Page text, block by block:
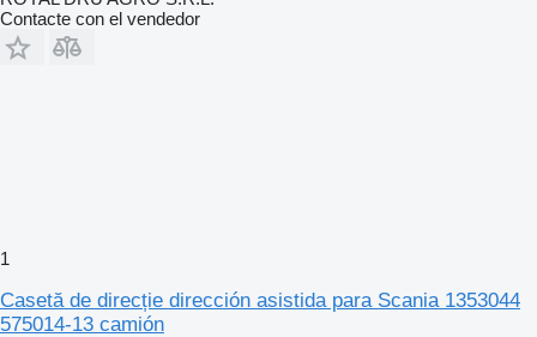
Contacte con el vendedor
1
Casetă de direcție dirección asistida para Scania 1353044
575014-13 camión